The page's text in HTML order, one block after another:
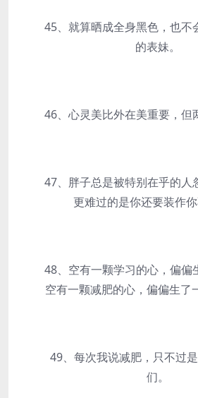
45、就算晒成全身黑色，也不
的表妹。
46、心灵美比外在美重要，但两
47、胖子总是被特别在乎的人
更难过的是你还要装作你
48、空有一颗学习的心，偏偏
空有一颗减肥的心，偏偏生了
49、每次我说减肥，只不过是
们。